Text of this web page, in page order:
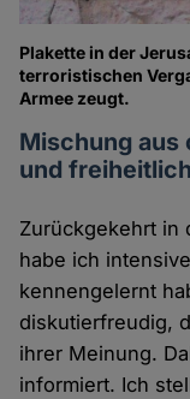
Plakette in der
terroristischen
Armee zeugt.
Mischung
und
Zurückgekehrt in
habe ich
kennengelernt
diskutierfreudig,
ihrer Meinung.
informiert. Ich